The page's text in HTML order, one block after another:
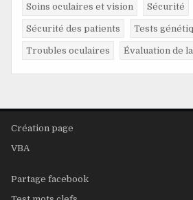
Soins oculaires et vision Sécurité
Sécurité des patients Tests
Troubles oculaires Évaluation de
Création page
VBA
Partage facebook